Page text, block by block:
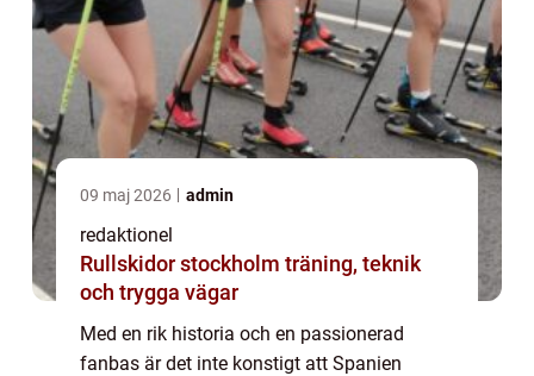
09 maj 2026 admin
redaktionel
Rullskidor stockholm träning, teknik
och trygga vägar
Med en rik historia och en passionerad
fanbas är det inte konstigt att Spanien